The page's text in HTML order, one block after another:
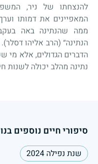
להנצחתו של ניר,
המאפיינים את דמותו
ממה שהנתינה באה
הנתינה״ (הרב אליהו
הדברים הגדולים, אלא מי
נתינה מהלב יכולה לשנות
סיפורי חיים נוספים
שנת נפילה 2024